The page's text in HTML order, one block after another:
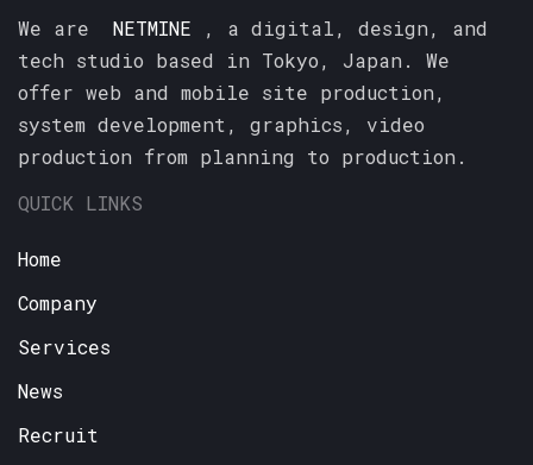
We are NETMINE , a digital, design, and
tech studio based in Tokyo, Japan. We
offer web and mobile site production,
system development, graphics, video
production from planning to production.
QUICK LINKS
Home
Company
Services
News
Recruit